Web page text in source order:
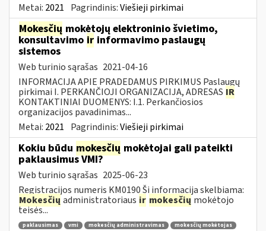
Metai: 2021 Pagrindinis:Viešieji pirkimai
Mokesčių mokėtojų elektroninio švietimo,
konsultavimo ir informavimo paslaugų
sistemos
Web turinio sąrašas 2021-04-16
INFORMACIJA APIE PRADEDAMUS PIRKIMUS Paslaugų
pirkimai I. PERKANČIOJI ORGANIZACIJA, ADRESAS IR
KONTAKTINIAI DUOMENYS: I.1. Perkančiosios
organizacijos pavadinimas...
Metai: 2021 Pagrindinis:Viešieji pirkimai
Kokiu būdu mokesčių mokėtojai gali pateikti
paklausimus VMI?
Web turinio sąrašas 2025-06-23
Registracijos numeris KM0190 Ši informacija skelbiama:
Mokesčių administratoriaus ir mokesčių mokėtojo
teisės...
paklausimas vmi mokesčių administravimas
mokesčių mokėtojas